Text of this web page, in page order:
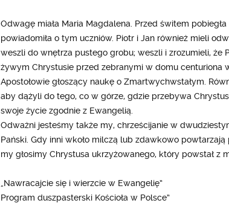
Odwagę miała Maria Magdalena. Przed świtem
powiadomiła o tym uczniów. Piotr i Jan również mieli
weszli do wnętrza pustego grobu; weszli i zrozumieli, że
żywym Chrystusie przed zebranymi w domu centuriona
Apostołowie głoszący naukę o Zmartwychwstałym.
aby dążyli do tego, co w górze, gdzie przebywa
swoje życie zgodnie z Ewangelią.
Odważni jesteśmy także my, chrześcijanie w
Pański. Gdy inni wkoło milczą lub zdawkowo
my głosimy Chrystusa ukrzyżowanego, który powstał z
„Nawracajcie się i wierzcie w Ewangelię”
Program duszpasterski Kościoła w Polsce”